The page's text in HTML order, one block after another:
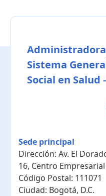
Administradora
Sistema
Social en Salud
Sede principal
Dirección: Av. El
16, Centro
Código Postal: 111071
Ciudad: Bogotá, D.C.